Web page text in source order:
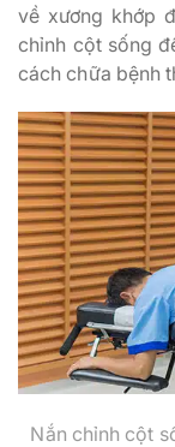
về xương khớp
chỉnh cột sống
cách chữa bệnh
Nắn chỉnh cột